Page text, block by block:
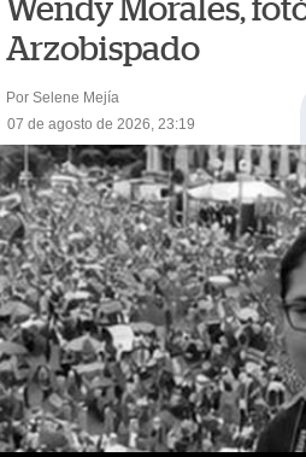
Wendy Morales,
Arzobispado
Por Selene Mejía
07 de agosto de 2026, 23:19